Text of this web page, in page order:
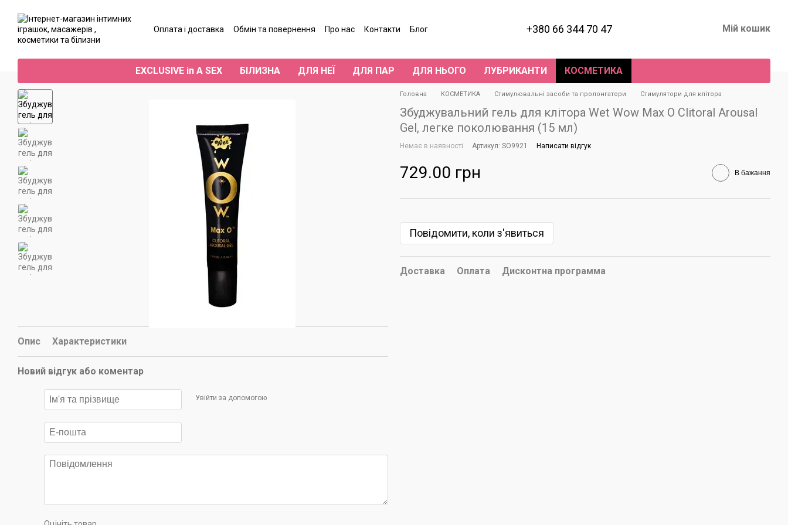
Оплата і доставка Обмін та повернення Про нас Контакти
Блог
+380 66 344 70 47 Мій кошик
EXCLUSIVE in A SEX БІЛИЗНА ДЛЯ НЕЇ ДЛЯ ПАР ДЛЯ НЬОГО ЛУБРИКАНТИ КОСМЕТИКА
Опис Характеристики
Новий відгук або коментар
Увійти за допомогою
Головна КОСМЕТИКА Стимулювальні засоби та пролонгатори Стимулятори для клітора
Збуджувальний гель для клітора Wet Wow Max O Clitoral Arousal
Gel, легке поколювання (15 мл)
Немає в наявності Артикул: SO9921 Написати відгук
729.00 грн В бажання
Повідомити, коли з'явиться
Доставка Оплата Дисконтна программа